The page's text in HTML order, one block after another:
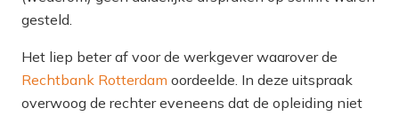
gesteld.
Het liep beter af voor de werkgever waarover de
Rechtbank Rotterdam oordeelde. In deze uitspraak
overwoog de rechter eveneens dat de opleiding niet